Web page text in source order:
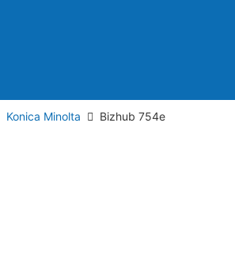
Konica Minolta Bizhub 754e